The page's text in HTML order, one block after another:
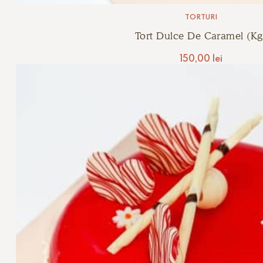
TORTURI
Tort Dulce De Caramel
150,00 lei